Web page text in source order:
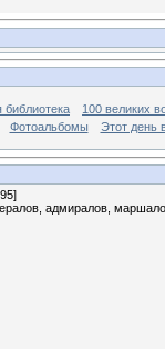
библиотека
100 великих
Фотоальбомы Этот день
адмиралов,